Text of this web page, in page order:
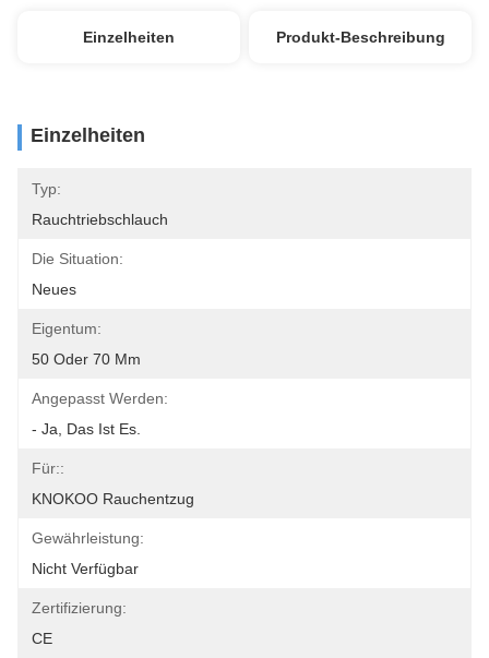
Einzelheiten Produkt-Beschreibung
Einzelheiten
Typ:
Rauchtriebschlauch
Die Situation:
Neues
Eigentum:
50 Oder 70 Mm
Angepasst Werden:
- Ja, Das Ist Es.
Für::
KNOKOO Rauchentzug
Gewährleistung:
Nicht Verfügbar
Zertifizierung:
CE